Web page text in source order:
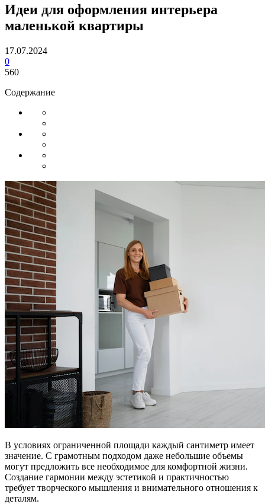
Идеи для оформления интерьера
маленькой квартиры
17.07.2024
0
560
Содержание
В условиях ограниченной площади каждый сантиметр имеет
значение. С грамотным подходом даже небольшие объемы
могут предложить все необходимое для комфортной жизни.
Создание гармонии между эстетикой и практичностью
требует творческого мышления и внимательного отношения к
деталям.